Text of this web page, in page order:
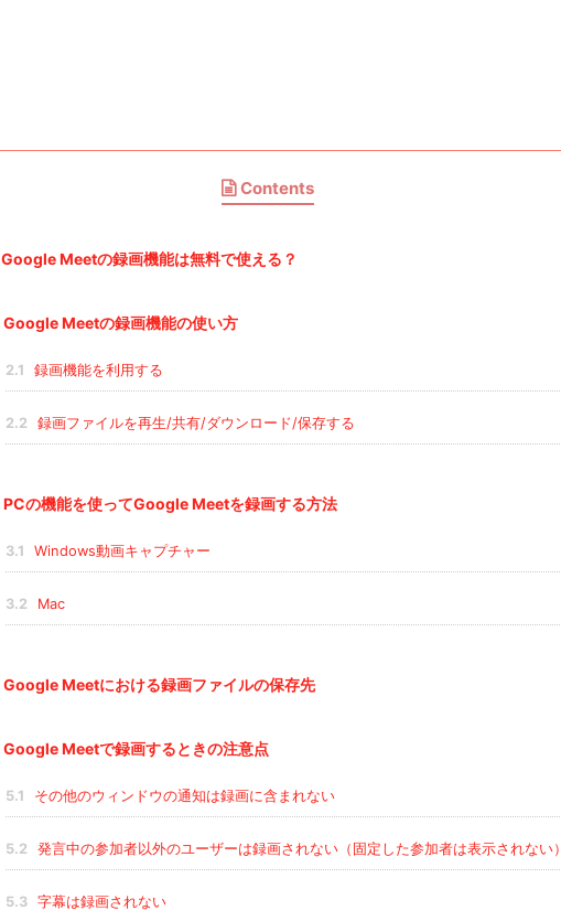
Contents
Google Meetの録画機能は無料で使える？
Google Meetの録画機能の使い方
2.1 録画機能を利用する
2.2 録画ファイルを再生/共有/ダウンロード/保存する
PCの機能を使ってGoogle Meetを録画する方法
3.1 Windows動画キャプチャー
3.2 Mac
Google Meetにおける録画ファイルの保存先
Google Meetで録画するときの注意点
5.1 その他のウィンドウの通知は録画に含まれない
5.2 発言中の参加者以外のユーザーは録画されない（固定した参加者は表示されない）
5.3 字幕は録画されない